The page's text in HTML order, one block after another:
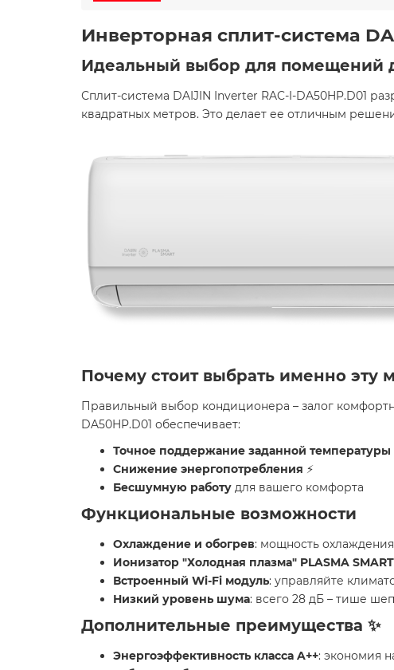
Инверторная сплит-система
Идеальный выбор для помещений
Сплит-система DAIJIN Inverter RAC-I-DA50HP.D01
квадратных метров. Это делает ее отличным
Почему стоит выбрать именно эту
Правильный выбор кондиционера – залог
DA50HP.D01 обеспечивает:​
Точное поддержание заданной температуры
Снижение энергопотребления ⚡
Бесшумную работу для вашего комфорта
Функциональные возможности
Охлаждение и обогрев: мощность охлаждения
Ионизатор "Холодная плазма" PLASMA SMART
Встроенный Wi-Fi модуль: управляйте
Низкий уровень шума: всего 28 дБ – тише
Дополнительные преимущества ✨
Энергоэффективность класса A++: экономия